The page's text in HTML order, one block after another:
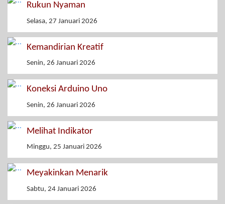
Rukun Nyaman
Selasa, 27 Januari 2026
Kemandirian Kreatif
Senin, 26 Januari 2026
Koneksi Arduino Uno
Senin, 26 Januari 2026
Melihat Indikator
Minggu, 25 Januari 2026
Meyakinkan Menarik
Sabtu, 24 Januari 2026